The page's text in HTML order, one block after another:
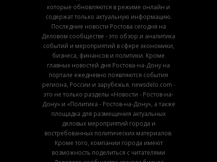
которые обновляются в режиме онлайн и
содержат только актуальную информацию.
Последние новости Ростова сегодня на
Деловом сообществе - это обзор и аналитика
событий и мероприятий в сфере экономики,
бизнеса, финансов и политики. Кроме
главных новостей дня Ростова-на-Дону на
портале ежедневно появляются события
региона, России и зарубежья. newsdelo.com -
это не только разделы «Новости - Ростов-на-
Дону» и «Политика - Ростов-на-Дону», а также
площадка для размещения актуальных
деловых мероприятий города и
востребованных политических материалов.
Кроме того, компании города имеют
возможность поделиться с читателями